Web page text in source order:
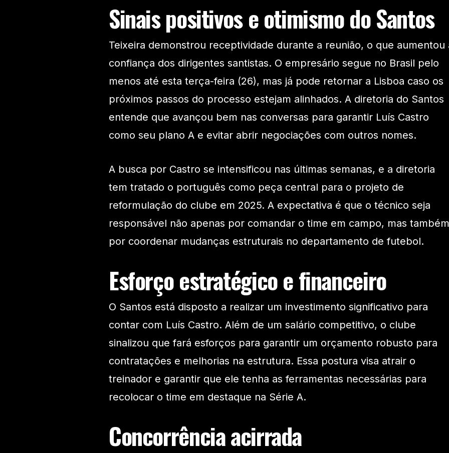
Sinais positivos e otimismo do Santos
Teixeira demonstrou receptividade durante a reunião, o que aumentou
confiança dos dirigentes santistas. O empresário segue no Brasil pelo
menos até esta terça-feira (26), mas já pode retornar a Lisboa caso os
próximos passos do processo estejam alinhados. A diretoria do Santos
entende que avançou bem nas conversas para garantir Luís Castro
como seu plano A e evitar abrir negociações com outros nomes.
A busca por Castro se intensificou nas últimas semanas, e a diretoria
tem tratado o português como peça central para o projeto de
reformulação do clube em 2025. A expectativa é que o técnico seja
responsável não apenas por comandar o time em campo, mas também
por coordenar mudanças estruturais no departamento de futebol.
Esforço estratégico e financeiro
O Santos está disposto a realizar um investimento significativo para
contar com Luís Castro. Além de um salário competitivo, o clube
sinalizou que fará esforços para garantir um orçamento robusto para
contratações e melhorias na estrutura. Essa postura visa atrair o
treinador e garantir que ele tenha as ferramentas necessárias para
recolocar o time em destaque na Série A.
Concorrência acirrada